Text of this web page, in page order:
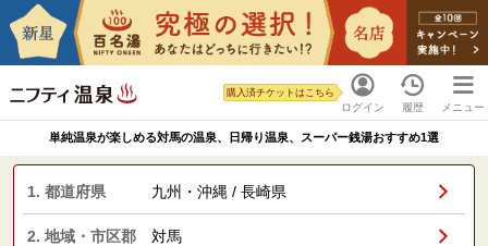
ログイン
購入済チケットはこちら
履歴 メニュー
単純温泉が楽しめる対馬の温泉、日帰り温泉、スーパー銭湯おすすめ1選
1. 都道府県 九州・沖縄 / 長崎県
2. 地域・市区郡 対馬